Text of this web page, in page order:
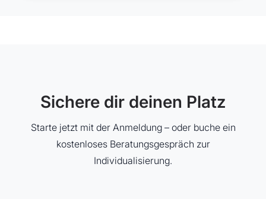
Sichere dir deinen Platz
Starte jetzt mit der Anmeldung – oder buche ein
kostenloses Beratungsgespräch zur
Individualisierung.